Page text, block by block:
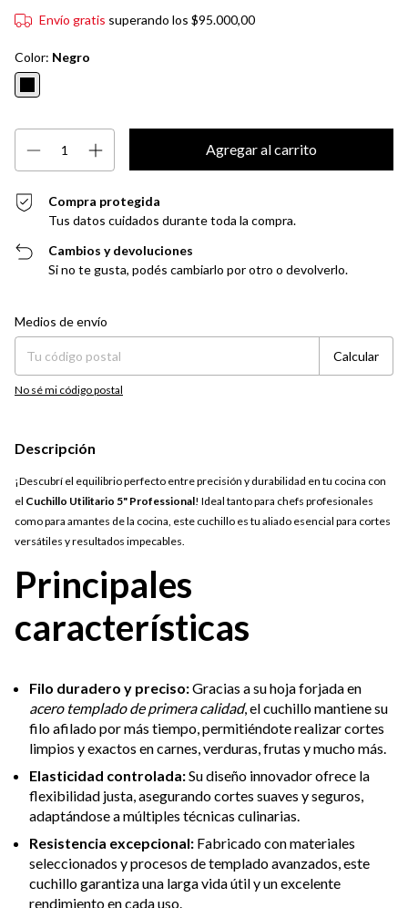
Envío gratis superando los $95.000,00
Color: Negro
Compra protegida
Tus datos cuidados durante toda la compra.
Cambios y devoluciones
Si no te gusta, podés cambiarlo por otro o devolverlo.
Entregas para el CP:
Medios de envío
Calcular
No sé mi código postal
Descripción
¡Descubrí el equilibrio perfecto entre precisión y durabilidad en tu cocina con
el Cuchillo Utilitario 5" Professional! Ideal tanto para chefs profesionales
como para amantes de la cocina, este cuchillo es tu aliado esencial para cortes
versátiles y resultados impecables.
Principales
características
Filo duradero y preciso:Gracias a su hoja forjada en
acero templado de primera calidad, el cuchillo mantiene su
filo afilado por más tiempo, permitiéndote realizar cortes
limpios y exactos en carnes, verduras, frutas y mucho más.
Elasticidad controlada:Su diseño innovador ofrece la
flexibilidad justa, asegurando cortes suaves y seguros,
adaptándose a múltiples técnicas culinarias.
Resistencia excepcional: Fabricado con materiales
seleccionados y procesos de templado avanzados, este
cuchillo garantiza una larga vida útil y un excelente
rendimiento en cada uso.